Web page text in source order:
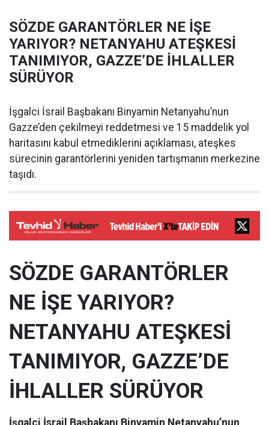
SÖZDE GARANTÖRLER NE İŞE
YARIYOR? NETANYAHU ATEŞKESİ
TANIMIYOR, GAZZE’DE İHLALLER
SÜRÜYOR
İşgalci İsrail Başbakanı Binyamin Netanyahu’nun
Gazze’den çekilmeyi reddetmesi ve 15 maddelik yol
haritasını kabul etmediklerini açıklaması, ateşkes
sürecinin garantörlerini yeniden tartışmanın merkezine
taşıdı.
SÖZDE GARANTÖRLER
NE İŞE YARIYOR?
NETANYAHU ATEŞKESİ
TANIMIYOR, GAZZE’DE
İHLALLER SÜRÜYOR
İşgalci İsrail Başbakanı Binyamin Netanyahu’nun